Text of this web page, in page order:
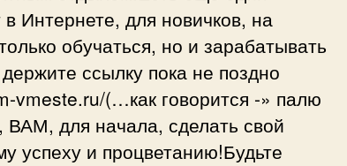
Интернете, для новичков, на
обучаться, но и зарабатывать
ссылку пока не поздно
vmeste.ru/(…как говорится -» палю
для начала, сделать свой
успеху и процветанию!Будьте